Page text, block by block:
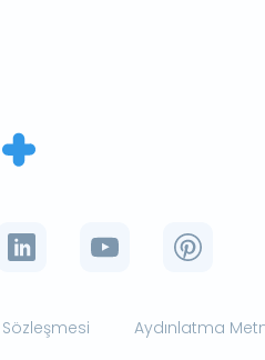
Sözleşmesi Aydınlatma